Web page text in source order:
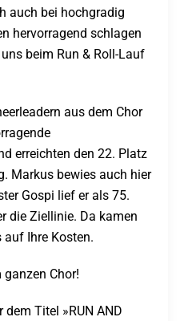
auch bei hochgradig
hervorragend schlagen
beim Run & Roll-Lauf
aus dem Chor
erreichten den 22. Platz
Markus bewies auch hier
Gospi lief er als 75.
die Ziellinie. Da kamen
Ihre Kosten.
Chor!
Titel »RUN AND